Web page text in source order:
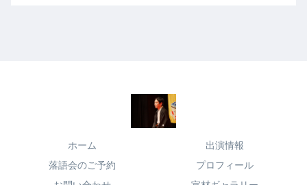
ホーム
出演情報
落語会のご予約
プロフィール